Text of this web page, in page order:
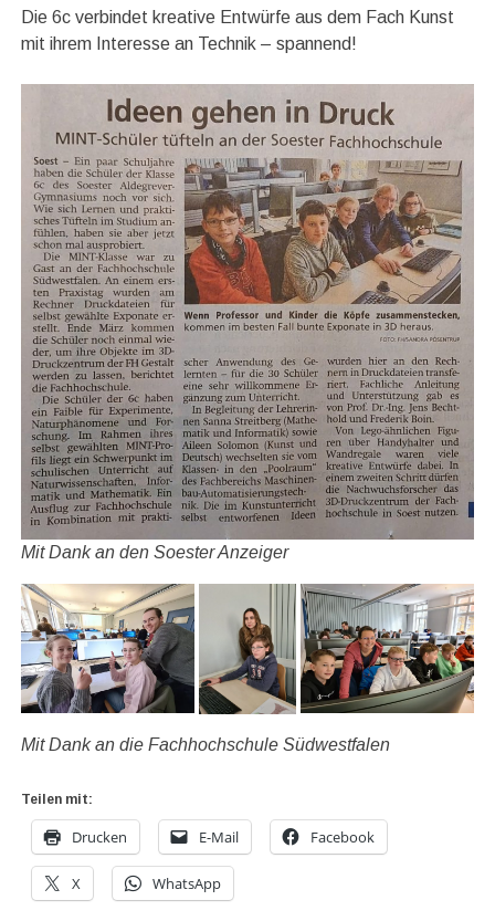
Die 6c verbindet kreative Entwürfe aus dem Fach Kunst
mit ihrem Interesse an Technik – spannend!
Mit Dank an den Soester Anzeiger
Mit Dank an die Fachhochschule Südwestfalen
Teilen mit:
Drucken E-Mail Facebook
X WhatsApp